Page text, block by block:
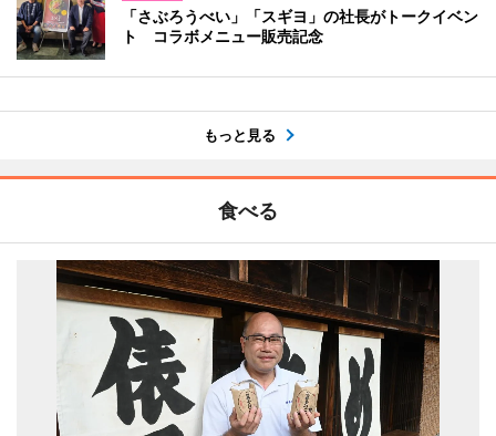
「さぶろうべい」「スギヨ」の社長がトークイベン
ト コラボメニュー販売記念
もっと見る
食べる